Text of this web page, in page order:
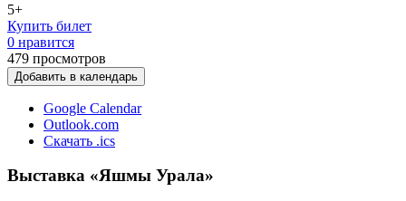
5+
Купить билет
0 нравится
479 просмотров
Добавить в календарь
Google Calendar
Outlook.com
Скачать .ics
Выставка «Яшмы Урала»